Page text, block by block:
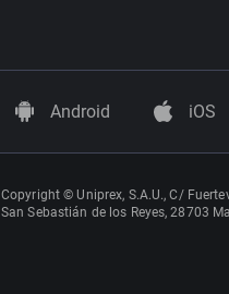
Android iOS
Copyright © Uniprex, S.A.U., C/
San Sebastián de los Reyes, 28703